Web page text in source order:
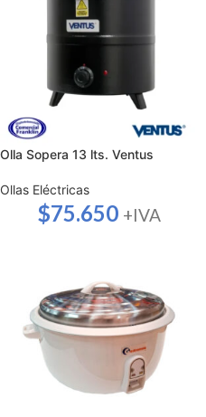
Olla Sopera 13 lts. Ventus
Ollas Eléctricas
$75.650 +IVA